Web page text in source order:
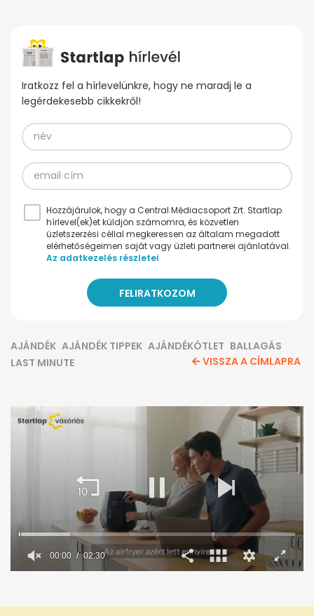
Iratkozz fel a hírlevelünkre, hogy ne maradj le a
legérdekesebb cikkekről!
Hozzájárulok, hogy a Central Médiacsoport Zrt. Startlap
hírlevel(ek)et küldjön számomra, és közvetlen
üzletszerzési céllal megkeressen az általam megadott
elérhetőségeimen saját vagy üzleti partnerei ajánlatával.
Az adatkezelés részletei
AJÁNDÉK AJÁNDÉK TIPPEK AJÁNDÉKÖTLET BALLAGÁS
LAST MINUTE
VISSZA A CÍMLAPRA
2